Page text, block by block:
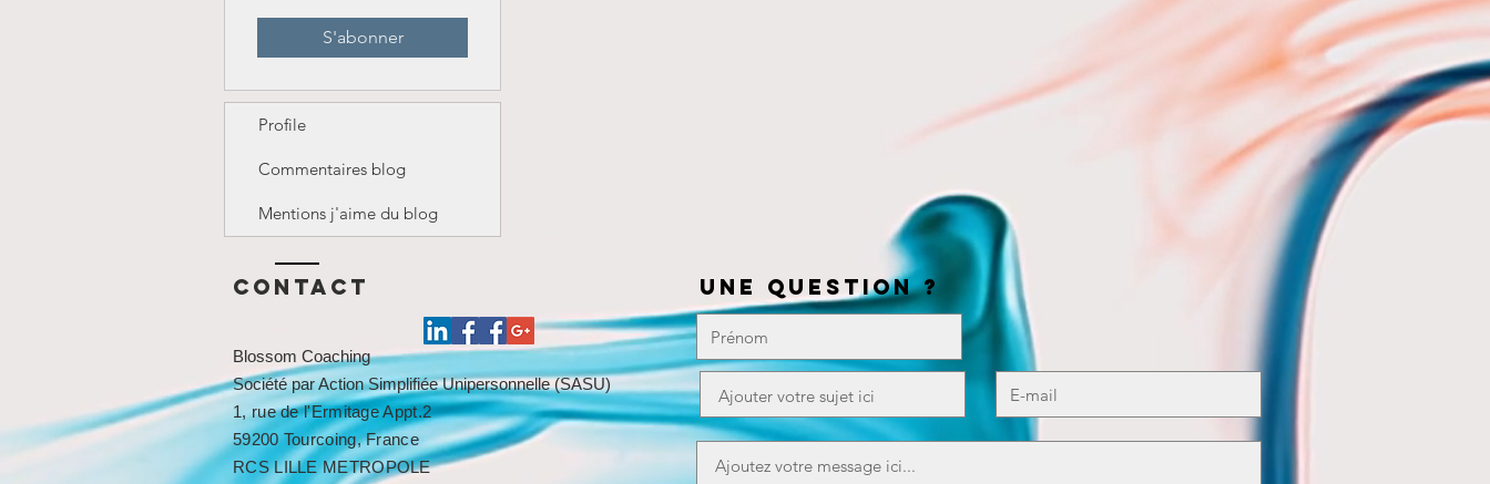
S'abonner
Profile
Commentaires blog
Mentions j'aime du blog
Contact
Blossom Coaching
Société par Action Simplifiée Unipersonnelle (SASU)
1, rue de l'Ermitage Appt.2
59200 Tourcoing, France
RCS LILLE METROPOLE​​
UNE QUESTION ?